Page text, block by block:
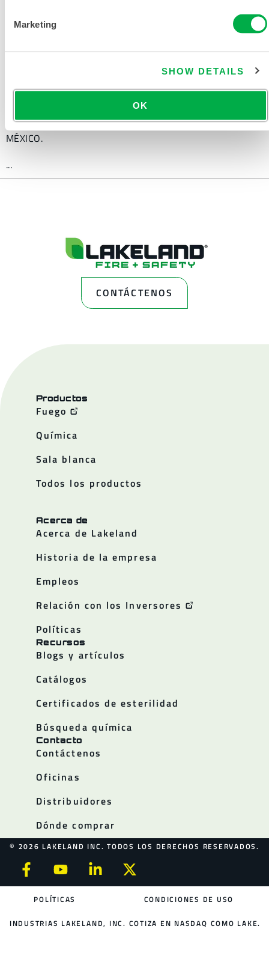
Marketing
SHOW DETAILS
OK
Disponible en estas regiones de venta: CANADÁ, EE.UU.,
MÉXICO.
...
CONTÁCTENOS
Productos
Fuego
Química
Sala blanca
Todos los productos
Acerca de
Acerca de Lakeland
Historia de la empresa
Empleos
Relación con los Inversores
Políticas
Recursos
Blogs y artículos
Catálogos
Certificados de esterilidad
Búsqueda química
Contacto
Contáctenos
Oficinas
Distribuidores
Dónde comprar
© 2026 LAKELAND INC. TODOS LOS DERECHOS RESERVADOS.
POLÍTICAS CONDICIONES DE USO
INDUSTRIAS LAKELAND, INC. COTIZA EN NASDAQ COMO LAKE.